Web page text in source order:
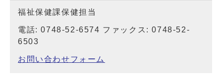
福祉保健課保健担当
電話: 0748-52-6574 ファックス: 0748-52-
6503
お問い合わせフォーム